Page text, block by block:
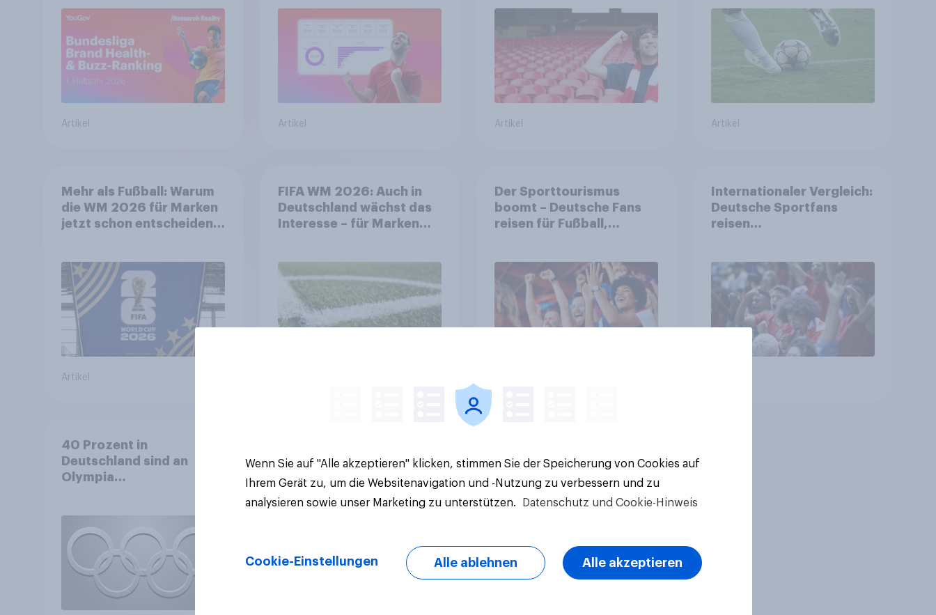
Spitzenposition
Artikel Artikel Artikel
Weltmeisterschaft
Artikel
Mehr als Fußball: Warum
die WM 2026 für Marken
jetzt schon entscheidend
Artikel
FIFA WM 2026: Auch in
Deutschland wächst das
Interesse – für Marken
Der Sporttourismus
boomt – Deutsche Fans
reisen für Fußball,
Internationaler Vergleich:
Deutsche Sportfans
reisen
Veranstaltungen
40 Prozent in
Deutschland sind an
Olympia
neuer
Ausrüstung+++Umsatz
rückläufig
Wenn Sie auf "Alle akzeptieren" klicken, stimmen Sie der Speicherung von Cookies auf
Ihrem Gerät zu, um die Websitenavigation und -Nutzung zu verbessern und zu
analysieren sowie unser Marketing zu unterstützen.
Datenschutz und Cookie-Hinweis
Cookie-Einstellungen Alle ablehnen Alle akzeptieren